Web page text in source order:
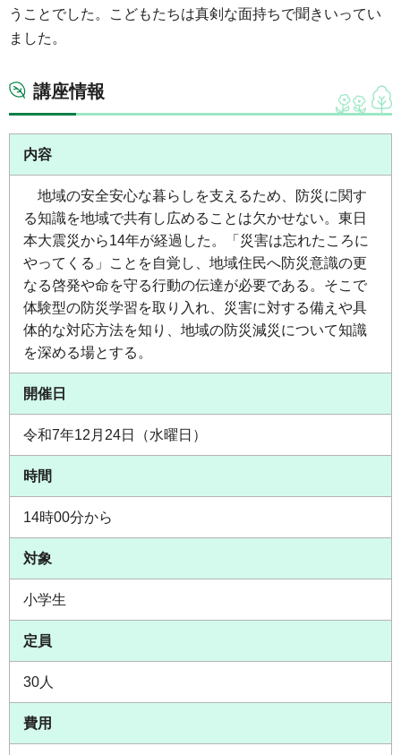
うことでした。こどもたちは真剣な面持ちで聞きいってい
ました。
講座情報
内容
地域の安全安心な暮らしを支えるため、防災に関す
る知識を地域で共有し広めることは欠かせない。東日
本大震災から14年が経過した。「災害は忘れたころに
やってくる」ことを自覚し、地域住民へ防災意識の更
なる啓発や命を守る行動の伝達が必要である。そこで
体験型の防災学習を取り入れ、災害に対する備えや具
体的な対応方法を知り、地域の防災減災について知識
を深める場とする。
開催日
令和7年12月24日（水曜日）
時間
14時00分から
対象
小学生
定員
30人
費用